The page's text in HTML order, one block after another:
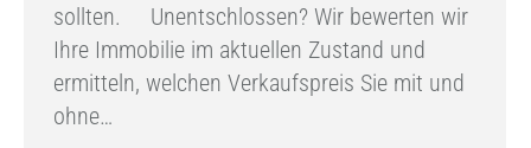
sollten. Unentschlossen? Wir bewerten wir
Ihre Immobilie im aktuellen Zustand und
ermitteln, welchen Verkaufspreis Sie mit und
ohne…